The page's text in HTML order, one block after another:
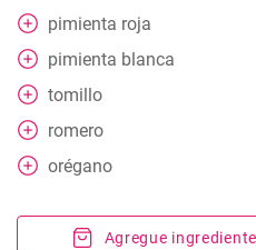
pimienta roja
pimienta blanca
tomillo
romero
orégano
Agregue